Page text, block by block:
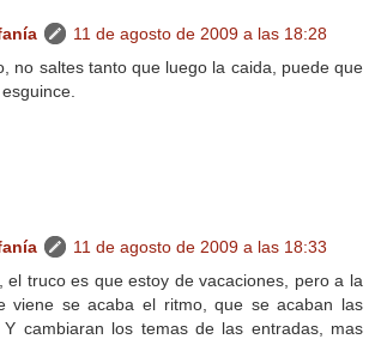
11 de agosto de 2009 a las 18:28
no saltes tanto que luego la caida, puede que
11 de agosto de 2009 a las 18:33
el truco es que estoy de vacaciones, pero a la
viene se acaba el ritmo, que se acaban las
Y cambiaran los temas de las entradas, mas